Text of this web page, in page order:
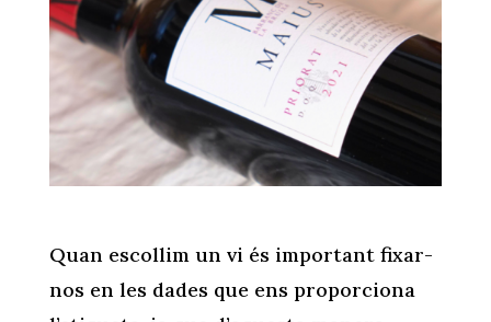
Quan escollim un vi és important fixar-
nos en les dades que ens proporciona